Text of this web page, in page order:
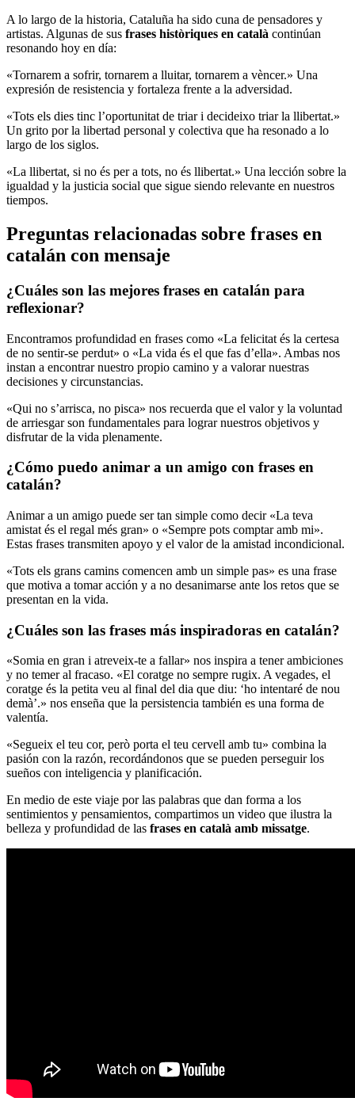
A lo largo de la historia, Cataluña ha sido cuna de pensadores y
artistas. Algunas de sus frases històriques en català continúan
resonando hoy en día:
«Tornarem a sofrir, tornarem a lluitar, tornarem a vèncer.» Una
expresión de resistencia y fortaleza frente a la adversidad.
«Tots els dies tinc l’oportunitat de triar i decideixo triar la llibertat.»
Un grito por la libertad personal y colectiva que ha resonado a lo
largo de los siglos.
«La llibertat, si no és per a tots, no és llibertat.» Una lección sobre la
igualdad y la justicia social que sigue siendo relevante en nuestros
tiempos.
Preguntas relacionadas sobre frases en
catalán con mensaje
¿Cuáles son las mejores frases en catalán para
reflexionar?
Encontramos profundidad en frases como «La felicitat és la certesa
de no sentir-se perdut» o «La vida és el que fas d’ella». Ambas nos
instan a encontrar nuestro propio camino y a valorar nuestras
decisiones y circunstancias.
«Qui no s’arrisca, no pisca» nos recuerda que el valor y la voluntad
de arriesgar son fundamentales para lograr nuestros objetivos y
disfrutar de la vida plenamente.
¿Cómo puedo animar a un amigo con frases en
catalán?
Animar a un amigo puede ser tan simple como decir «La teva
amistat és el regal més gran» o «Sempre pots comptar amb mi».
Estas frases transmiten apoyo y el valor de la amistad incondicional.
«Tots els grans camins comencen amb un simple pas» es una frase
que motiva a tomar acción y a no desanimarse ante los retos que se
presentan en la vida.
¿Cuáles son las frases más inspiradoras en catalán?
«Somia en gran i atreveix-te a fallar» nos inspira a tener ambiciones
y no temer al fracaso. «El coratge no sempre rugix. A vegades, el
coratge és la petita veu al final del dia que diu: ‘ho intentaré de nou
demà’.» nos enseña que la persistencia también es una forma de
valentía.
«Segueix el teu cor, però porta el teu cervell amb tu» combina la
pasión con la razón, recordándonos que se pueden perseguir los
sueños con inteligencia y planificación.
En medio de este viaje por las palabras que dan forma a los
sentimientos y pensamientos, compartimos un video que ilustra la
belleza y profundidad de las frases en català amb missatge.